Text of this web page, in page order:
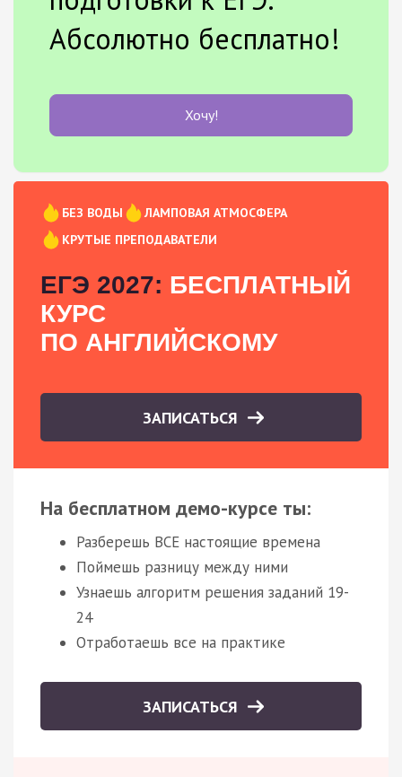
Абсолютно бесплатно!
Хочу!
БЕЗ ВОДЫ
ЛАМПОВАЯ АТМОСФЕРА
КРУТЫЕ ПРЕПОДАВАТЕЛИ
ЕГЭ 2027: БЕСПЛАТНЫЙ
КУРС
ПО АНГЛИЙСКОМУ
ЗАПИСАТЬСЯ
На бесплатном демо-курсе ты:
Разберешь ВСЕ настоящие времена
Поймешь разницу между ними
Узнаешь алгоритм решения заданий 19-
24
Отработаешь все на практике
ЗАПИСАТЬСЯ